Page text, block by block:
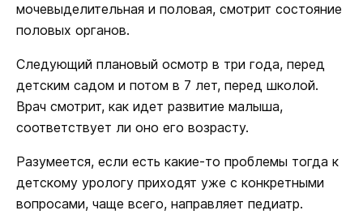
мочевыделительная и половая, смотрит состояние
половых органов.
Следующий плановый осмотр в три года, перед
детским садом и потом в 7 лет, перед школой.
Врач смотрит, как идет развитие малыша,
соответствует ли оно его возрасту.
Разумеется, если есть какие-то проблемы тогда к
детскому урологу приходят уже с конкретными
вопросами, чаще всего, направляет педиатр.